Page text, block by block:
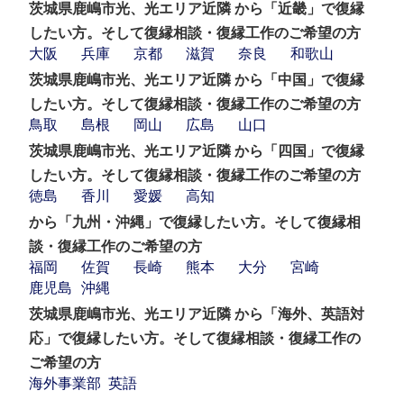
茨城県鹿嶋市光、光エリア近隣 から「近畿」で復縁
したい方。そして復縁相談・復縁工作のご希望の方
大阪
兵庫 京都 滋賀 奈良
和歌山
茨城県鹿嶋市光、光エリア近隣 から「中国」で復縁
したい方。そして復縁相談・復縁工作のご希望の方
鳥取
島根 岡山 広島
山口
茨城県鹿嶋市光、光エリア近隣 から「四国」で復縁
したい方。そして復縁相談・復縁工作のご希望の方
徳島
香川 愛媛
高知
から「九州・沖縄」で復縁したい方。そして復縁相
談・復縁工作のご希望の方
福岡
佐賀 長崎 熊本 大分
宮崎
鹿児島
沖縄
茨城県鹿嶋市光、光エリア近隣 から「海外、英語対
応」で復縁したい方。そして復縁相談・復縁工作の
ご希望の方
海外事業部 英語